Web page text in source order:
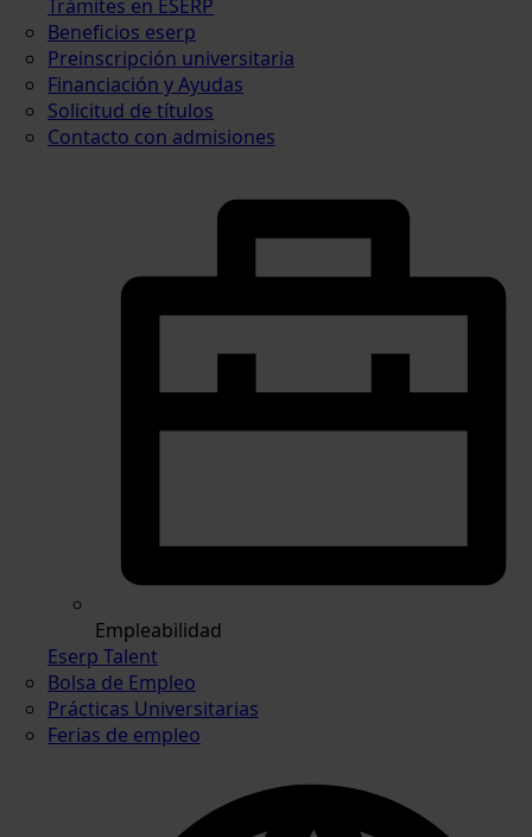
Trámites en ESERP
Beneficios eserp
Preinscripción universitaria
Financiación y Ayudas
Solicitud de títulos
Contacto con admisiones
Empleabilidad
Eserp Talent
Bolsa de Empleo
Prácticas Universitarias
Ferias de empleo